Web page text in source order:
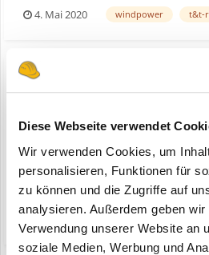
Diese Webseite verwendet
Wir verwenden Cookies, um
personalisieren, Funktionen für
zu können und die Zugriffe auf
analysieren. Außerdem geben
Verwendung unserer Website an
soziale Medien, Werbung und
Pisten ebenso wie der Streusalz-
vom Meller Schüttgut-Logistiker Alois
4. Mai 2020 windpower t&t-
ein Thema erstellte Bauforum24
Baumaschinen Industrie
Osnabrück, 04.05.2020 - Die
Accuride machen stets eine tadellose
Pisten ebenso wie der Streusalz-
vom Meller Schüttgut-Logistiker Alois
veredelten Fabrikate seit einem
4. Mai 2020 windpower